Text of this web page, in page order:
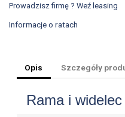
Prowadzisz firmę ? Weź leasing
Informacje o ratach
Opis Szczegóły
Rama i widelec